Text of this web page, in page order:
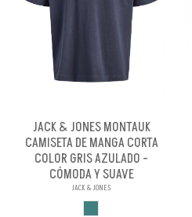
JACK & JONES MONTAUK
CAMISETA DE MANGA CORTA
COLOR GRIS AZULADO -
CÓMODA Y SUAVE
JACK & JONES